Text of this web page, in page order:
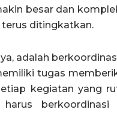
besar dan
ditingkatkan.
adalah
tugas
kegiatan yang